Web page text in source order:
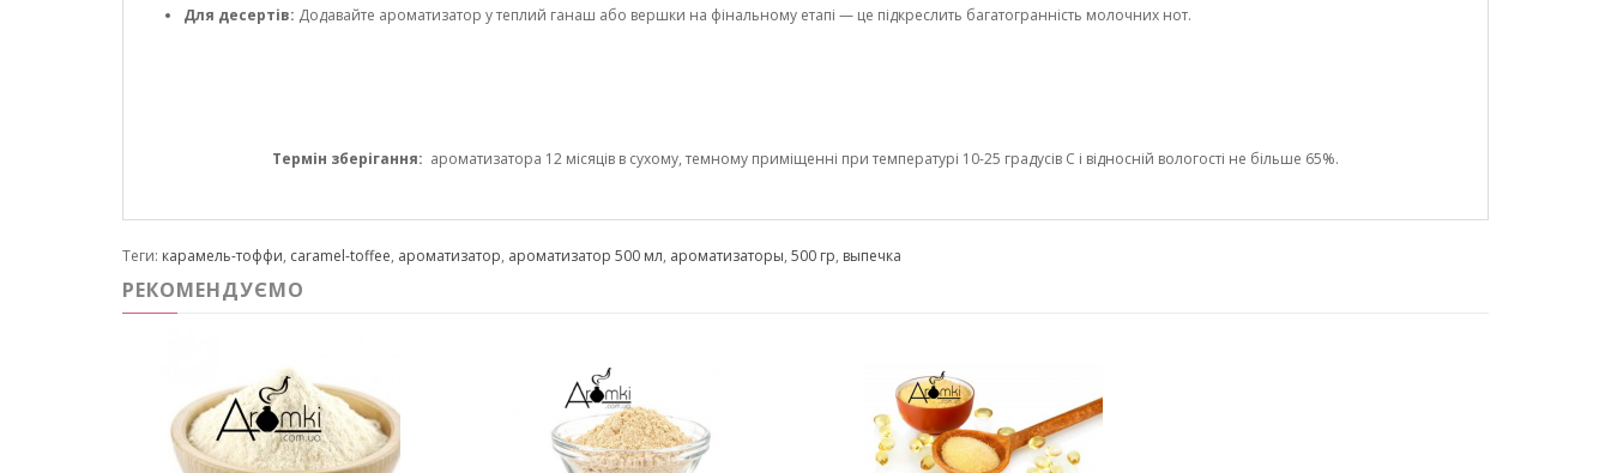
Для десертів: Додавайте ароматизатор у теплий ганаш або вершки на фінальному етапі — це підкреслить багатогранність молочних нот.
Термін зберігання: ароматизатора 12 місяців в сухому, темному приміщенні при температурі 10-25 градусів С і відносній вологості не більше 65%.
Теги: карамель-тоффи, caramel-toffee, ароматизатор, ароматизатор 500 мл, ароматизаторы, 500 гр, выпечка
РЕКОМЕНДУЄМО